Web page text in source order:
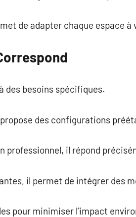
de adapter chaque espace à
des besoins spécifiques.
des configurations
professionnel, il répond
il permet de intégrer des
pour minimiser l’impact